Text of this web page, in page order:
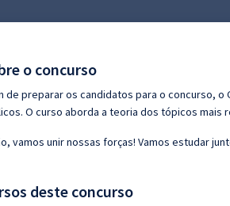
o concurso
de preparar os candidatos para o concurso,
O curso aborda a teoria dos tópicos mais
vamos unir nossas forças! Vamos estudar
deste concurso